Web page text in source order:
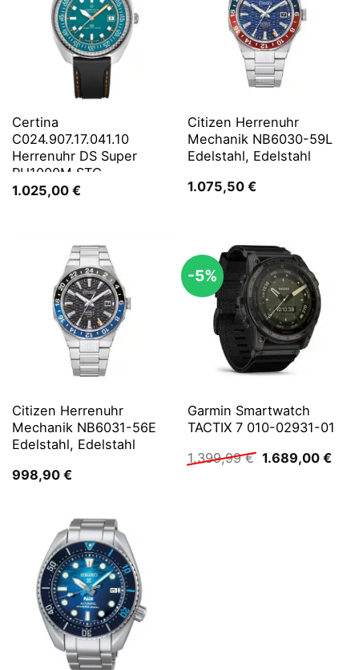
Certina
C024.907.17.041.10
Herrenuhr DS Super
PH1000M STC
1.025,00 €
Citizen Herrenuhr
Mechanik NB6030-59L
Edelstahl, Edelstahl
1.075,50 €
Citizen Herrenuhr
Mechanik NB6031-56E
Edelstahl, Edelstahl
998,90 €
-5%
Garmin Smartwatch
TACTIX 7 010-02931-01
1.399,99€ Ursprünglicher
1.689,00 €